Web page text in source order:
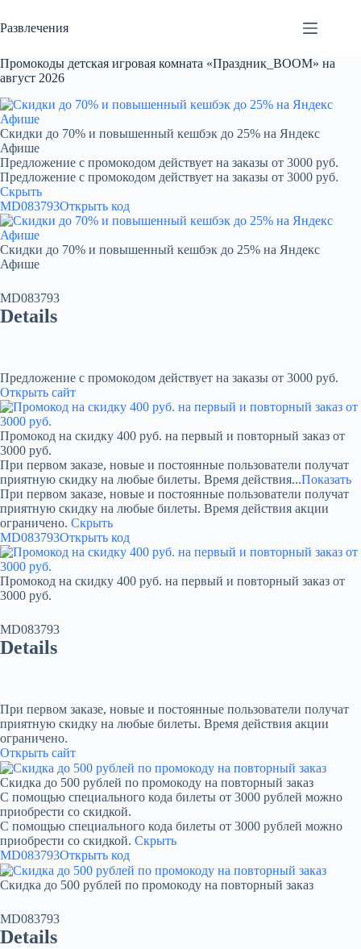
к
сути
Развлечения
Промокоды детская игровая комната «Праздник_BOOM» на
август 2026
Скидки до 70% и повышенный кешбэк до 25% на Яндекс
Афише
Предложение с промокодом действует на заказы от 3000 руб.
Предложение с промокодом действует на заказы от 3000 руб.
Скрыть
MD083793Открыть код
Скидки до 70% и повышенный кешбэк до 25% на Яндекс
Афише
MD083793
Details
Предложение с промокодом действует на заказы от 3000 руб.
Открыть сайт
Промокод на скидку 400 руб. на первый и повторный заказ от
3000 руб.
При первом заказе, новые и постоянные пользователи получат
приятную скидку на любые билеты. Время действия...Показать
При первом заказе, новые и постоянные пользователи получат
приятную скидку на любые билеты. Время действия акции
ограничено. Скрыть
MD083793Открыть код
Промокод на скидку 400 руб. на первый и повторный заказ от
3000 руб.
MD083793
Details
При первом заказе, новые и постоянные пользователи получат
приятную скидку на любые билеты. Время действия акции
ограничено.
Открыть сайт
Скидка до 500 рублей по промокоду на повторный заказ
С помощью специального кода билеты от 3000 рублей можно
приобрести со скидкой.
С помощью специального кода билеты от 3000 рублей можно
приобрести со скидкой. Скрыть
MD083793Открыть код
Скидка до 500 рублей по промокоду на повторный заказ
MD083793
Details